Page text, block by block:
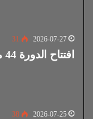
2026-07-27
31
افتتاح الدورة 44 من مهرجان بوڨرنين الدولي
2026-07-25
38